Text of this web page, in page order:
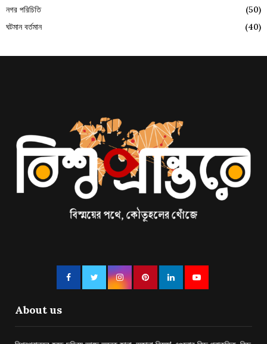
নগর পরিচিতি
(50)
ঘটমান বর্তমান
(40)
About us